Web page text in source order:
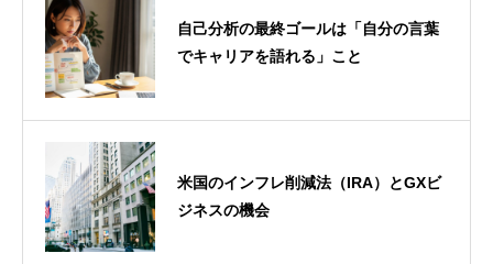
自己分析の最終ゴールは「自分の言葉
でキャリアを語れる」こと
米国のインフレ削減法（IRA）とGXビ
ジネスの機会